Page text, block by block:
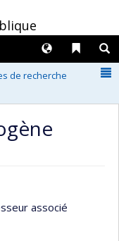
Liens
Langues
de recherche
associé